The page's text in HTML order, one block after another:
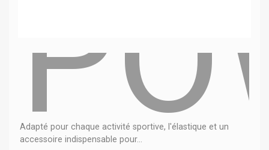
Adapté pour chaque activité sportive, l'élastique et un
accessoire indispensable pour...